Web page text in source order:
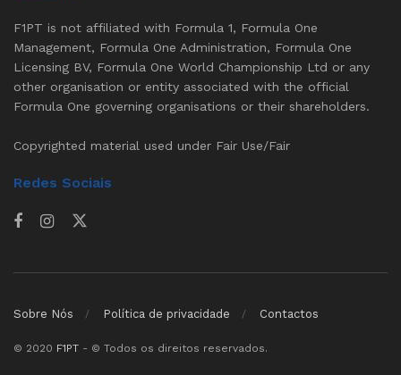
F1PT is not affiliated with Formula 1, Formula One
Management, Formula One Administration, Formula One
Licensing BV, Formula One World Championship Ltd or any
other organisation or entity associated with the official
Formula One governing organisations or their shareholders.
Copyrighted material used under Fair Use/Fair
Redes Sociais
Sobre Nós Política de privacidade Contactos
© 2020 F1PT - © Todos os direitos reservados.